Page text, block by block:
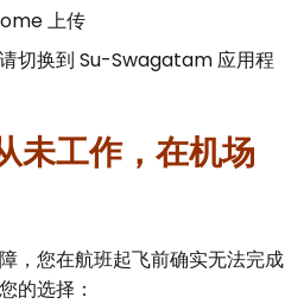
上传
切换到 Su-Swagatam 应用程
未工作，在机场
，您在航班起飞前确实无法完成
的选择：